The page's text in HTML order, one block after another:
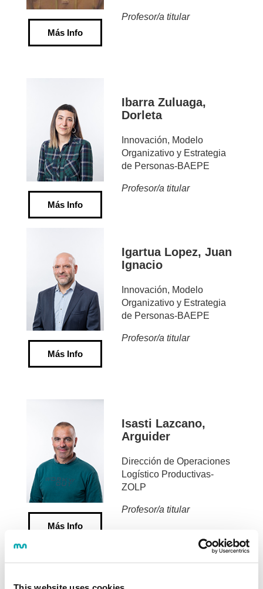
Más Info
Profesor/a titular
Más Info
Ibarra Zuluaga,
Dorleta
Innovación, Modelo
Organizativo y Estrategia
de Personas-BAEPE
Profesor/a titular
Más Info
Igartua Lopez, Juan
Ignacio
Innovación, Modelo
Organizativo y Estrategia
de Personas-BAEPE
Profesor/a titular
Más Info
Isasti Lazcano,
Arguider
Dirección de Operaciones
Logístico Productivas-
ZOLP
Profesor/a titular
Arritola, Leire